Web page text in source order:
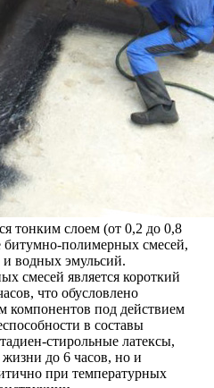
тонким слоем (от 0,2 до 0,8
полимерных смесей,
и водных эмульсий.
смесей является короткий
что обусловлено
компонентов под действием
в составы
стирольные латексы,
до 6 часов, но и
при температурных